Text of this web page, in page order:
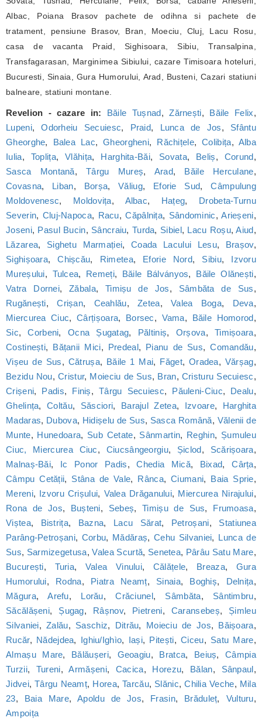
Albac, Poiana Brasov pachete de odihna si pachete de
tratament, pensiune Brasov, Bran, Moeciu, Cluj, Lacu Rosu,
casa de vacanta Praid, Sighisoara, Sibiu, Transalpina,
Transfagarasan, Marginimea Sibiului, cazare Timisoara hoteluri,
Bucuresti, Sinaia, Gura Humorului, Arad, Busteni, Cazari statiuni
balneare, statiuni montane.
Revelion - cazare in: Băile Tușnad,Zărnești, Băile Felix,
Lupeni,Odorheiu Secuiesc, Praid, Lunca de Jos, Sfântu
Gheorghe, Balea Lac,Gheorgheni, Răchițele,Colibița, Alba
Iulia, Toplița,Vlăhița, Harghita-Băi, Sovata, Beliș, Corund,
Sasca Montană,Târgu Mureș, Arad, Băile Herculane,
Covasna, Liban, Borșa,Văliug, Eforie Sud,Câmpulung
Moldovenesc, Moldovița, Albac, Hațeg, Drobeta-Turnu
Severin, Cluj-Napoca, Racu,Căpâlnița, Sândominic,Arieșeni,
Joseni, Pasul Bucin, Sâncraiu, Turda, Sibiel, Lacu Roșu,Aiud,
Lăzarea, Sighetu Marmației,Coada Lacului Lesu, Brașov,
Sighișoara,Chișcău, Rimetea, Eforie Nord, Sibiu, Izvoru
Mureșului, Tulcea, Remeți, Băile Bálványos, Băile Olănești,
Vatra Dornei,Zăbala, Timișu de Jos, Sâmbăta de Sus,
Rugănești,Crișan, Ceahlău,Zetea,Valea Boga, Deva,
Miercurea Ciuc,Cârțișoara, Borsec, Vama, Băile Homorod,
Sic,Corbeni, Ocna Șugatag, Păltiniș, Orșova, Timișoara,
Costinești, Bățanii Mici, Predeal, Pianu de Sus,Comandău,
Vișeu de Sus, Cătrușa, Băile 1 Mai, Făget, Oradea, Vărșag,
Bezidu Nou,Cristur, Moieciu de Sus, Bran, Cristuru Secuiesc,
Crișeni, Padis, Finiș,Târgu Secuiesc, Păuleni-Ciuc, Dealu,
Ghelința,Coltău, Săsciori, Barajul Zetea, Izvoare, Harghita
Madaras, Dubova, Hidișelu de Sus, Sasca Română, Vălenii de
Munte, Hunedoara, Sub Cetate, Sânmartin, Reghin, Șumuleu
Ciuc, Miercurea Ciuc, Ciucsângeorgiu, Șiclod, Scărișoara,
Malnaș-Băi, Ic Ponor Padis,Chedia Mică, Bixad,Cârța,
Câmpu Cetății, Stâna de Vale, Rânca,Ciumani, Baia Sprie,
Mereni, Izvoru Crișului, Valea Drăganului, Miercurea Nirajului,
Rona de Jos, Bușteni, Sebeș, Timișu de Sus, Frumoasa,
Viștea, Bistrița, Bazna, Lacu Sărat, Petroșani, Statiunea
Parâng-Petroșani, Corbu, Mădăraș, Cehu Silvaniei, Lunca de
Sus, Sarmizegetusa,Valea Scurtă, Senetea, Pârâu Satu Mare,
București, Turia, Valea Vinului, Călățele, Breaza, Gura
Humorului, Rodna, Piatra Neamț, Sinaia, Boghiș, Delnița,
Măgura,Arefu, Lorău,Crăciunel, Sâmbăta, Sântimbru,
Săcălășeni, Șugag, Râșnov, Pietreni, Caransebeș, Șimleu
Silvaniei,Zalău, Saschiz, Ditrău, Moieciu de Jos, Băișoara,
Rucăr, Nădejdea, Ighiu/Ighìo, Iași, Pitești,Ciceu, Satu Mare,
Almașu Mare, Bălăușeri, Geoagiu, Bratca, Beiuș,Câmpia
Turzii, Tureni,Armășeni, Cacica, Horezu, Bălan, Sânpaul,
Jidvei,Târgu Neamț, Horea,Tarcău, Slănic,Chilia Veche, Mila
23, Baia Mare,Apoldu de Jos, Frasin, Brăduleț, Vulturu,
Ampoița